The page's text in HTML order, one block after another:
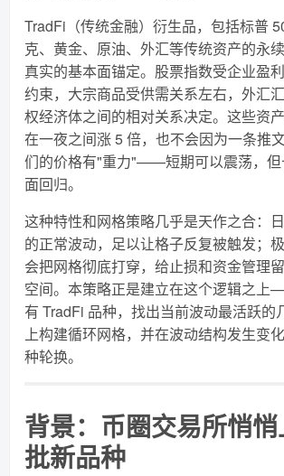
TradFi（传统金融）衍生品，包括标普
克、黄金、原油、外汇等传统资产的永
真实的基本面锚定。股票指数受企业盈
约束，大宗商品受供需关系左右，外汇
权经济体之间的相对关系决定。这些资
在一夜之间涨 5 倍，也不会因为一条推
们的价格有"重力"——短期可以震荡，但
面回归。
这种特性和网格策略几乎是天作之合：
的正常波动，足以让格子反复被触发；
会把网格彻底打穿，给止损和资金管理
空间。本策略正是建立在这个逻辑之
有 TradFi 品种，找出当前波动最活跃的
上构建循环网格，并在波动结构发生变
种轮换。
背景：币圈交易所悄
批新品种